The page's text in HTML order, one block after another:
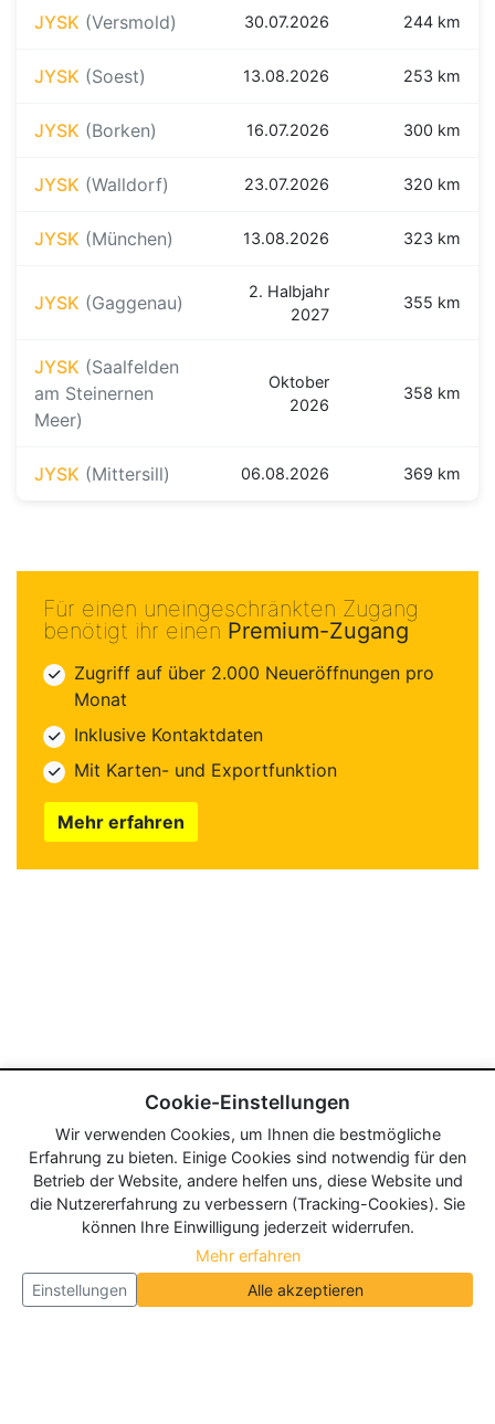
JYSK (Versmold) 30.07.2026 244 km
JYSK (Soest) 13.08.2026 253 km
JYSK (Borken) 16.07.2026 300 km
JYSK (Walldorf) 23.07.2026 320 km
JYSK (München) 13.08.2026 323 km
JYSK (Gaggenau)
2. Halbjahr
2027
355 km
JYSK (Saalfelden
am Steinernen
Meer)
Oktober
2026
358 km
JYSK (Mittersill) 06.08.2026 369 km
Für einen uneingeschränkten Zugang
benötigt ihr einen Premium-Zugang
Zugriff auf über 2.000 Neueröffnungen pro
Monat
Inklusive Kontaktdaten
Mit Karten- und Exportfunktion
Mehr erfahren
Cookie-Einstellungen
Wir verwenden Cookies, um Ihnen die bestmögliche
Erfahrung zu bieten. Einige Cookies sind notwendig für den
Betrieb der Website, andere helfen uns, diese Website und
die Nutzererfahrung zu verbessern (Tracking-Cookies). Sie
können Ihre Einwilligung jederzeit widerrufen.
Mehr erfahren
Einstellungen
Alle akzeptieren